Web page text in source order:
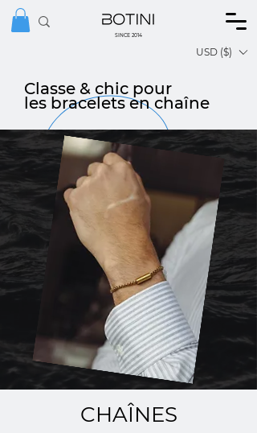
USD ($)
SINCE 2014
Classe & chic pour
les bracelets en chaîne
CHAÎNES